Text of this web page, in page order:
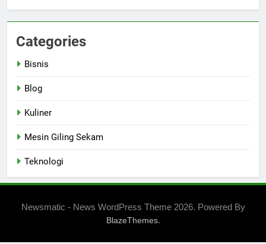
Categories
Bisnis
Blog
Kuliner
Mesin Giling Sekam
Teknologi
Newsmatic - News WordPress Theme 2026. Powered By
BlazeThemes.